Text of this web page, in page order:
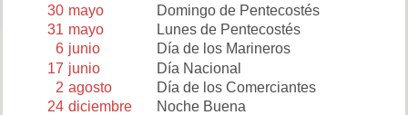
30 mayo
Domingo de Pentecostés
31 mayo
Lunes de Pentecostés
6 junio
Día de los Marineros
17 junio
Día Nacional
2 agosto
Día de los Comerciantes
24 diciembre
Noche Buena